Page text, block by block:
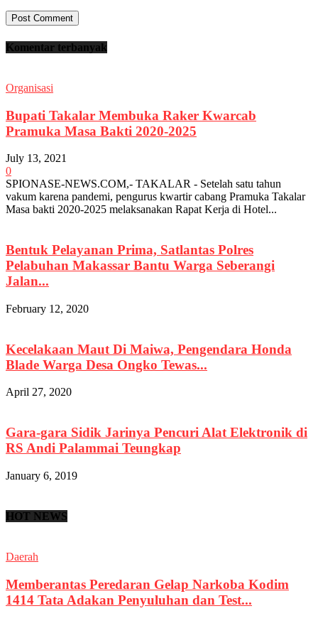
Komentar terbanyak
Organisasi
Bupati Takalar Membuka Raker Kwarcab
Pramuka Masa Bakti 2020-2025
July 13, 2021
0
SPIONASE-NEWS.COM,- TAKALAR - Setelah satu tahun
vakum karena pandemi, pengurus kwartir cabang Pramuka Takalar
Masa bakti 2020-2025 melaksanakan Rapat Kerja di Hotel...
Bentuk Pelayanan Prima, Satlantas Polres
Pelabuhan Makassar Bantu Warga Seberangi
Jalan...
February 12, 2020
Kecelakaan Maut Di Maiwa, Pengendara Honda
Blade Warga Desa Ongko Tewas...
April 27, 2020
Gara-gara Sidik Jarinya Pencuri Alat Elektronik di
RS Andi Palammai Teungkap
January 6, 2019
HOT NEWS
Daerah
Memberantas Peredaran Gelap Narkoba Kodim
1414 Tata Adakan Penyuluhan dan Test...